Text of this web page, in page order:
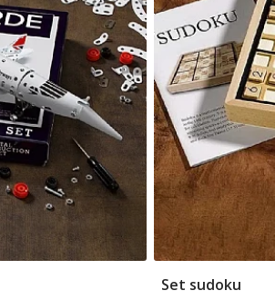
Set sudoku